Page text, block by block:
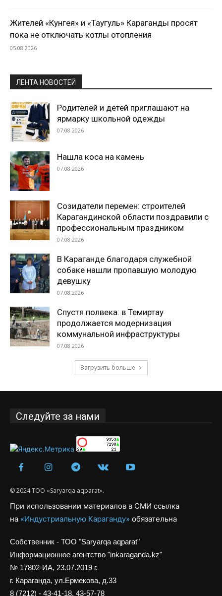
Жителей «Кунгея» и «Таугуль» Караганды просят
пока не отключать котлы отопления
05.08.2026
ЛЕНТА НОВОСТЕЙ
Родителей и детей приглашают на
ярмарку школьной одежды
07.08.2026
Нашла коса на камень
07.08.2026
Созидатели перемен: строителей
Карагандинской области поздравили с
профессиональным праздником
07.08.2026
В Караганде благодаря служебной
собаке нашли пропавшую молодую
девушку
07.08.2026
Спустя полвека: в Темиртау
продолжается модернизация
коммунальной инфраструктуры
07.08.2026
Загрузить больше
Следуйте за нами
© 2024 ТОО «Saryarqa aqparat».
При использовании материалов в СМИ ссылка
на «Индустриальную Караганду» обязательна
Собственник - ТОО "Saryarqa aqparat"
Информационное агентство "inkaraganda.kz"
№ 17802-ИА, 23.07.2019 г.
г. Караганда, ул.Ермекова, д.33
8 (7212) - 43-41-18, 43-57-78